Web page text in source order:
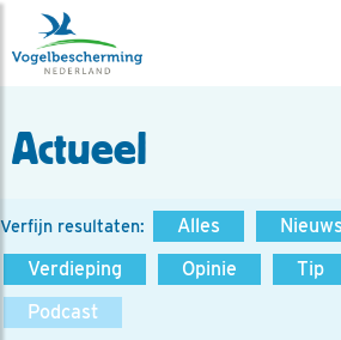
Actueel
Verfijn resultaten: Alles Nieuws
Verdieping
Opinie Tip
Podcast